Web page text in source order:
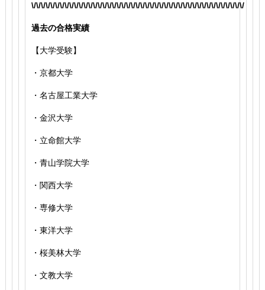
\/\/\/\/\/\/\/\/\/\/\/\/\/\/\/\/\/\/\/\/\/\/\/\/\/\/\/\/\/\/\/\/\/\/\/\/\/\/\/\/\/\/\/\/\/
過去の合格実績
【大学受験】
・京都大学
・名古屋工業大学
・金沢大学
・立命館大学
・青山学院大学
・関西大学
・専修大学
・東洋大学
・桜美林大学
・文教大学